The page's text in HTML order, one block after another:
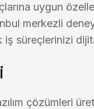
uygun
merkezli
iş süreçlerinizi
çözümleri